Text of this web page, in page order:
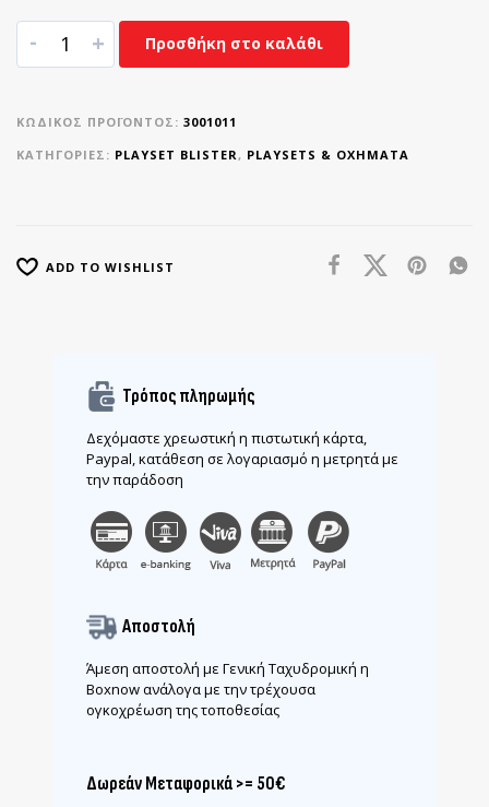
- + Προσθήκη στο καλάθι
ΚΩΔΙΚΌΣ ΠΡΟΪΌΝΤΟΣ: 3001011
ΚΑΤΗΓΟΡΊΕΣ: PLAYSET BLISTER, PLAYSETS & ΟΧΉΜΑΤΑ
ADD TO WISHLIST
Τρόπος πληρωμής
Δεχόμαστε χρεωστική η πιστωτική κάρτα,
Paypal, κατάθεση σε λογαριασμό η μετρητά με
την παράδοση
Αποστολή
Άμεση αποστολή με Γενική Ταχυδρομική η
Boxnow ανάλογα με την τρέχουσα
ογκοχρέωση της τοποθεσίας
Δωρεάν Μεταφορικά >= 50€